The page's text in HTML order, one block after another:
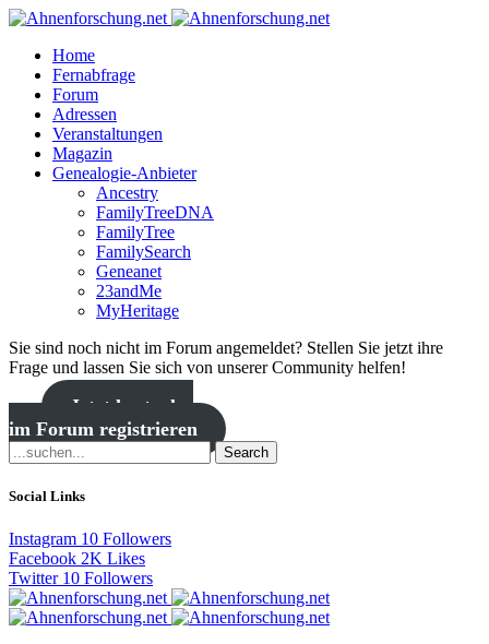
Home
Fernabfrage
Forum
Adressen
Veranstaltungen
Magazin
Genealogie-Anbieter
Ancestry
FamilyTreeDNA
FamilyTree
FamilySearch
Geneanet
23andMe
MyHeritage
Sie sind noch nicht im Forum angemeldet? Stellen Sie jetzt ihre
Frage und lassen Sie sich von unserer Community helfen!
Jetzt kostenlos
im Forum registrieren
Search
Social Links
Instagram 10 Followers
Facebook 2K Likes
Twitter 10 Followers